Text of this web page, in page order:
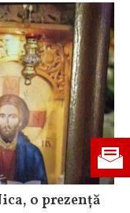
o prezență